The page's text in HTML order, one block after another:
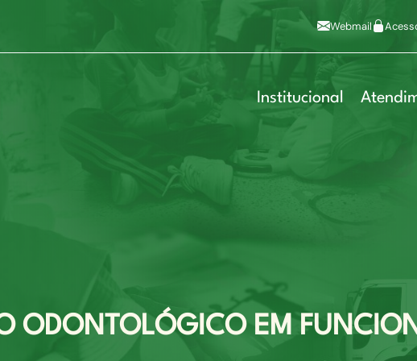
Alt+6
Webmail
Institucional
ODONTOLÓGICO EM